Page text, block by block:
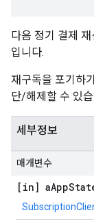
다음 정기 결제
입니다.
재구독을 포기하
단/해제할 수 있
세부정보
매개변수
[in] aApp